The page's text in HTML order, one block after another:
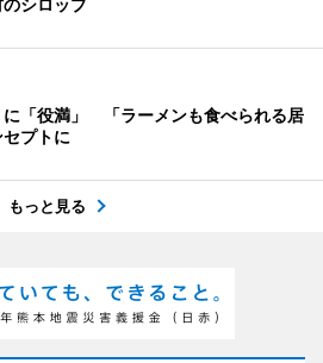
シロップ
に「役満」 「ラーメンも食べられる居
プトに
もっと見る